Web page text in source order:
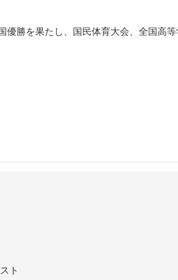
優勝を果たし、国民体育大会、全国高
スト